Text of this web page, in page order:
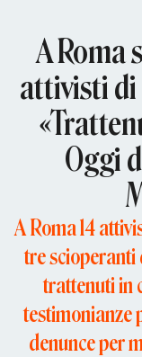
A Roma
attivisti di
Oggi
A Roma 14
tre scioperanti
trattenuti in
testimonianze
denunce per